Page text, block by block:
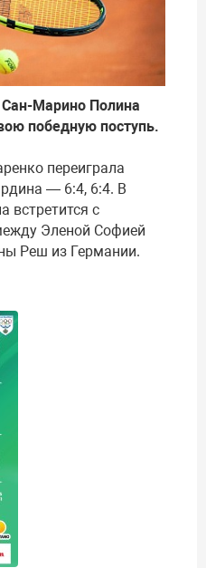
Марино Полина
победную поступь.
переиграла
— 6:4, 6:4. В
встретится с
Эленой Софией
Реш из Германии.